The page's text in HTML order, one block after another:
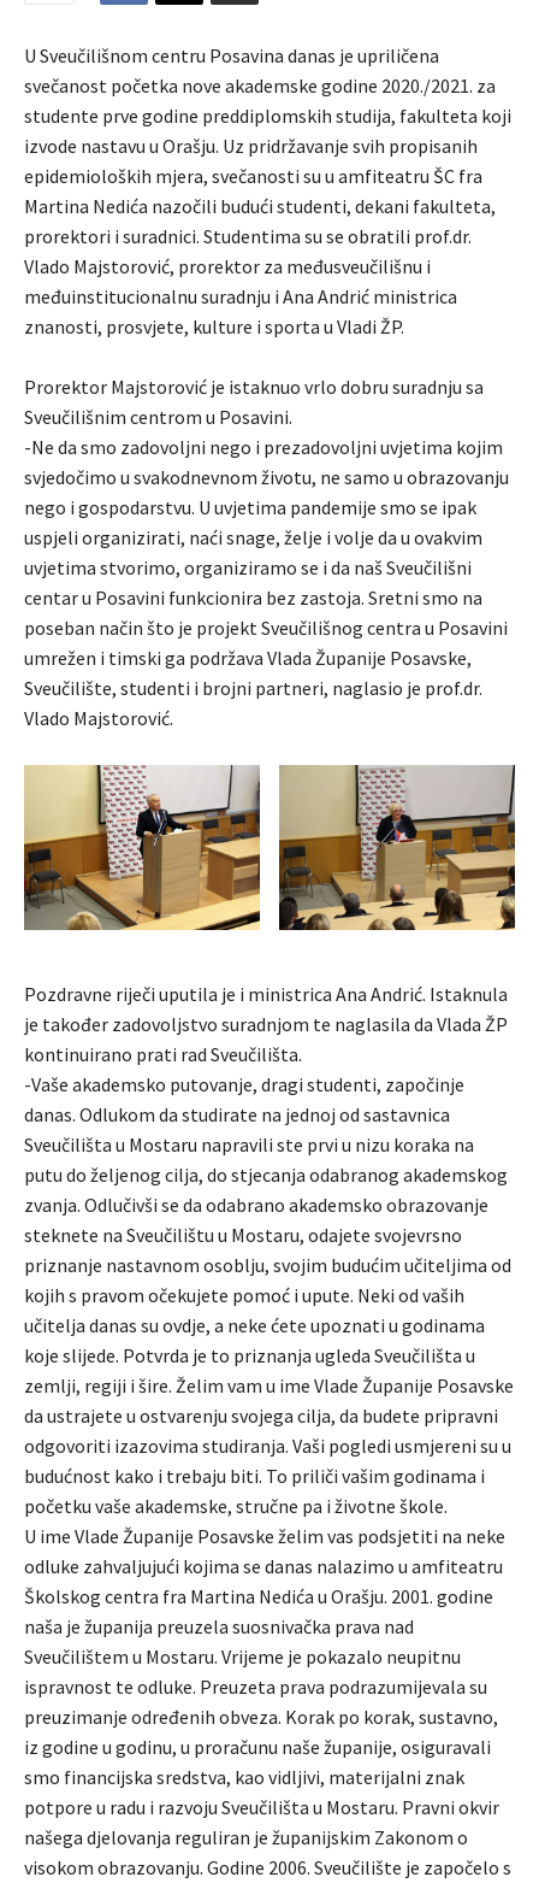
U Sveučilišnom centru Posavina danas je upriličena
svečanost početka nove akademske godine 2020./2021. za
studente prve godine preddiplomskih studija, fakulteta koji
izvode nastavu u Orašju. Uz pridržavanje svih propisanih
epidemioloških mjera, svečanosti su u amfiteatru ŠC fra
Martina Nedića nazočili budući studenti, dekani fakulteta,
prorektori i suradnici. Studentima su se obratili prof.dr.
Vlado Majstorović, prorektor za međusveučilišnu i
međuinstitucionalnu suradnju i Ana Andrić ministrica
znanosti, prosvjete, kulture i sporta u Vladi ŽP.
Prorektor Majstorović je istaknuo vrlo dobru suradnju sa
Sveučilišnim centrom u Posavini.
-Ne da smo zadovoljni nego i prezadovoljni uvjetima kojim
svjedočimo u svakodnevnom životu, ne samo u obrazovanju
nego i gospodarstvu. U uvjetima pandemije smo se ipak
uspjeli organizirati, naći snage, želje i volje da u ovakvim
uvjetima stvorimo, organiziramo se i da naš Sveučilišni
centar u Posavini funkcionira bez zastoja. Sretni smo na
poseban način što je projekt Sveučilišnog centra u Posavini
umrežen i timski ga podržava Vlada Županije Posavske,
Sveučilište, studenti i brojni partneri, naglasio je prof.dr.
Vlado Majstorović.
Pozdravne riječi uputila je i ministrica Ana Andrić. Istaknula
je također zadovoljstvo suradnjom te naglasila da Vlada ŽP
kontinuirano prati rad Sveučilišta.
-Vaše akademsko putovanje, dragi studenti, započinje
danas. Odlukom da studirate na jednoj od sastavnica
Sveučilišta u Mostaru napravili ste prvi u nizu koraka na
putu do željenog cilja, do stjecanja odabranog akademskog
zvanja. Odlučivši se da odabrano akademsko obrazovanje
steknete na Sveučilištu u Mostaru, odajete svojevrsno
priznanje nastavnom osoblju, svojim budućim učiteljima od
kojih s pravom očekujete pomoć i upute. Neki od vaših
učitelja danas su ovdje, a neke ćete upoznati u godinama
koje slijede. Potvrda je to priznanja ugleda Sveučilišta u
zemlji, regiji i šire. Želim vam u ime Vlade Županije Posavske
da ustrajete u ostvarenju svojega cilja, da budete pripravni
odgovoriti izazovima studiranja. Vaši pogledi usmjereni su u
budućnost kako i trebaju biti. To priliči vašim godinama i
početku vaše akademske, stručne pa i životne škole.
U ime Vlade Županije Posavske želim vas podsjetiti na neke
odluke zahvaljujući kojima se danas nalazimo u amfiteatru
Školskog centra fra Martina Nedića u Orašju. 2001. godine
naša je županija preuzela suosnivačka prava nad
Sveučilištem u Mostaru. Vrijeme je pokazalo neupitnu
ispravnost te odluke. Preuzeta prava podrazumijevala su
preuzimanje određenih obveza. Korak po korak, sustavno,
iz godine u godinu, u proračunu naše županije, osiguravali
smo financijska sredstva, kao vidljivi, materijalni znak
potpore u radu i razvoju Sveučilišta u Mostaru. Pravni okvir
našega djelovanja reguliran je županijskim Zakonom o
visokom obrazovanju. Godine 2006. Sveučilište je započelo s